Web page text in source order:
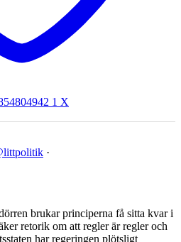
1 X
·
brukar principerna få sitta kvar i
retorik om att regler är regler och
har regeringen plötsligt